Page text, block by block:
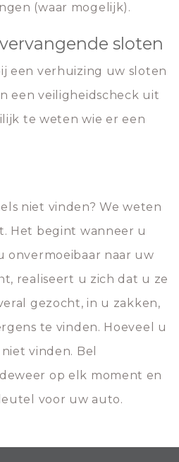
(waar mogelijk).
sloten
een verhuizing uw sloten
een veiligheidscheck uit
te weten wie er een
niet vinden? We weten
Het begint wanneer u
onvermoeibaar naar uw
realiseert u zich dat u ze
gezocht, in u zakken,
te vinden. Hoeveel u
vinden. Bel
op elk moment en
voor uw auto.